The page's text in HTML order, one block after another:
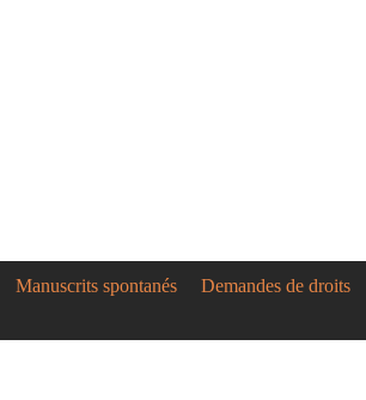
Manuscrits spontanés Demandes de droits